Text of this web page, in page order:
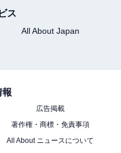
ス
All About Japan
報
広告掲載
著作権・商標・免責事項
All About ニュースについて